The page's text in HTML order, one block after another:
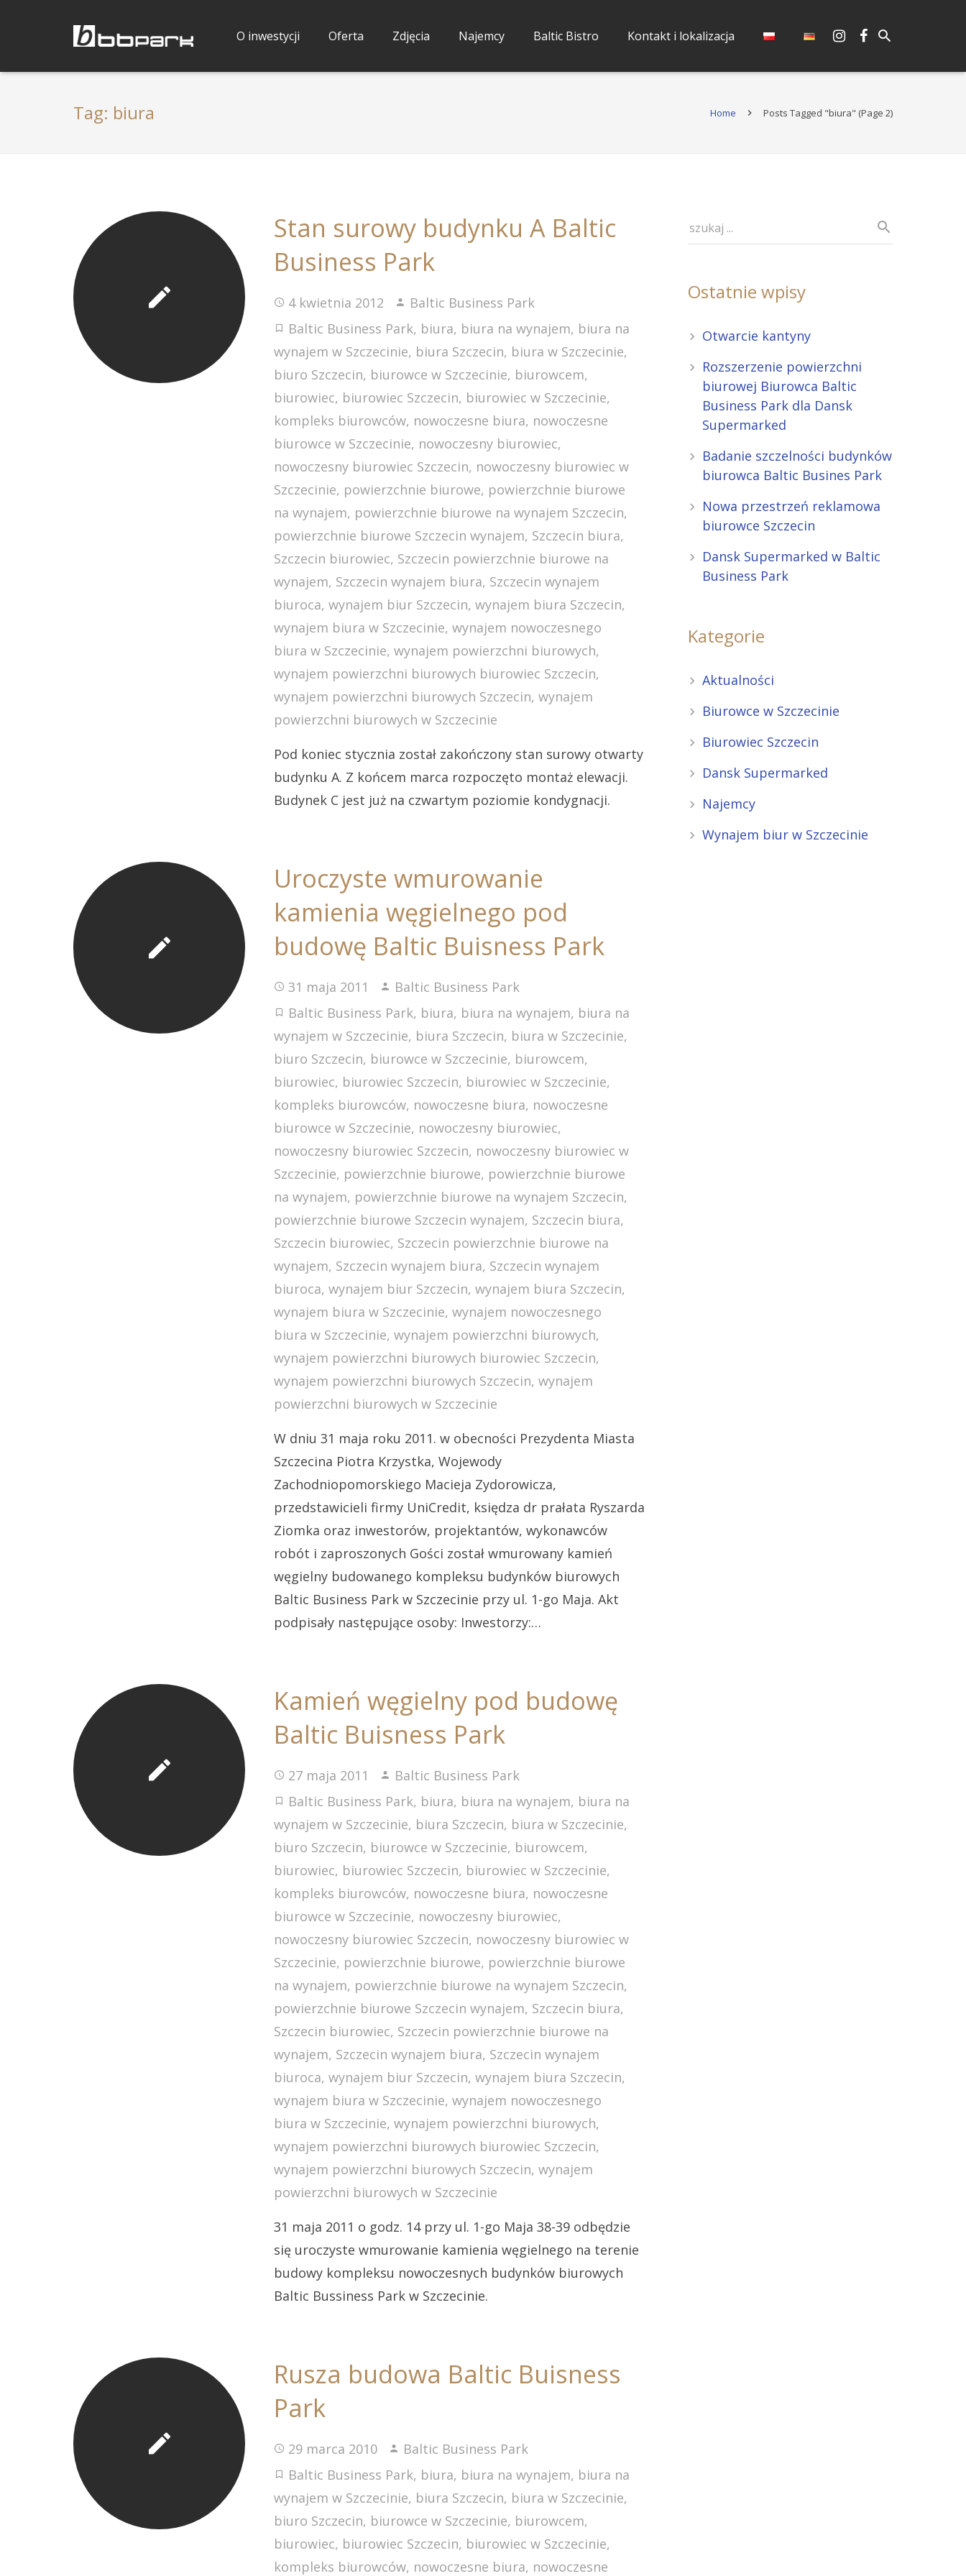
O inwestycji Oferta Zdjęcia Najemcy Baltic Bistro Kontakt i lokalizacja
Tag: biura Home Posts Tagged "biura" (Page 2)
Stan surowy budynku A Baltic
Business Park
4 kwietnia 2012
Baltic Business Park
Baltic Business Park, biura, biura na wynajem, biura na
wynajem w Szczecinie, biura Szczecin, biura w Szczecinie,
biuro Szczecin, biurowce w Szczecinie, biurowcem,
biurowiec, biurowiec Szczecin, biurowiec w Szczecinie,
kompleks biurowców, nowoczesne biura, nowoczesne
biurowce w Szczecinie, nowoczesny biurowiec,
nowoczesny biurowiec Szczecin, nowoczesny biurowiec w
Szczecinie, powierzchnie biurowe, powierzchnie biurowe
na wynajem, powierzchnie biurowe na wynajem Szczecin,
powierzchnie biurowe Szczecin wynajem, Szczecin biura,
Szczecin biurowiec, Szczecin powierzchnie biurowe na
wynajem, Szczecin wynajem biura, Szczecin wynajem
biuroca,wynajem biur Szczecin,wynajem biura Szczecin,
wynajem biura w Szczecinie,wynajem nowoczesnego
biura w Szczecinie,wynajem powierzchni biurowych,
wynajem powierzchni biurowych biurowiec Szczecin,
wynajem powierzchni biurowych Szczecin,wynajem
powierzchni biurowych w Szczecinie
Pod koniec stycznia został zakończony stan surowy otwarty
budynku A. Z końcem marca rozpoczęto montaż elewacji.
Budynek C jest już na czwartym poziomie kondygnacji.
Uroczyste wmurowanie
kamienia węgielnego pod
budowę Baltic Buisness Park
31 maja 2011
Baltic Business Park
Baltic Business Park, biura, biura na wynajem, biura na
wynajem w Szczecinie, biura Szczecin, biura w Szczecinie,
biuro Szczecin, biurowce w Szczecinie, biurowcem,
biurowiec, biurowiec Szczecin, biurowiec w Szczecinie,
kompleks biurowców, nowoczesne biura, nowoczesne
biurowce w Szczecinie, nowoczesny biurowiec,
nowoczesny biurowiec Szczecin, nowoczesny biurowiec w
Szczecinie, powierzchnie biurowe, powierzchnie biurowe
na wynajem, powierzchnie biurowe na wynajem Szczecin,
powierzchnie biurowe Szczecin wynajem, Szczecin biura,
Szczecin biurowiec, Szczecin powierzchnie biurowe na
wynajem, Szczecin wynajem biura, Szczecin wynajem
biuroca,wynajem biur Szczecin,wynajem biura Szczecin,
wynajem biura w Szczecinie,wynajem nowoczesnego
biura w Szczecinie,wynajem powierzchni biurowych,
wynajem powierzchni biurowych biurowiec Szczecin,
wynajem powierzchni biurowych Szczecin,wynajem
powierzchni biurowych w Szczecinie
W dniu 31 maja roku 2011. w obecności Prezydenta Miasta
Szczecina Piotra Krzystka, Wojewody
Zachodniopomorskiego Macieja Zydorowicza,
przedstawicieli firmy UniCredit, księdza dr prałata Ryszarda
Ziomka oraz inwestorów, projektantów, wykonawców
robót i zaproszonych Gości został wmurowany kamień
węgielny budowanego kompleksu budynków biurowych
Baltic Business Park w Szczecinie przy ul. 1-go Maja. Akt
podpisały następujące osoby: Inwestorzy:…
Kamień węgielny pod budowę
Baltic Buisness Park
27 maja 2011
Baltic Business Park
Baltic Business Park, biura, biura na wynajem, biura na
wynajem w Szczecinie, biura Szczecin, biura w Szczecinie,
biuro Szczecin, biurowce w Szczecinie, biurowcem,
biurowiec, biurowiec Szczecin, biurowiec w Szczecinie,
kompleks biurowców, nowoczesne biura, nowoczesne
biurowce w Szczecinie, nowoczesny biurowiec,
nowoczesny biurowiec Szczecin, nowoczesny biurowiec w
Szczecinie, powierzchnie biurowe, powierzchnie biurowe
na wynajem, powierzchnie biurowe na wynajem Szczecin,
powierzchnie biurowe Szczecin wynajem, Szczecin biura,
Szczecin biurowiec, Szczecin powierzchnie biurowe na
wynajem, Szczecin wynajem biura, Szczecin wynajem
biuroca,wynajem biur Szczecin,wynajem biura Szczecin,
wynajem biura w Szczecinie,wynajem nowoczesnego
biura w Szczecinie,wynajem powierzchni biurowych,
wynajem powierzchni biurowych biurowiec Szczecin,
wynajem powierzchni biurowych Szczecin,wynajem
powierzchni biurowych w Szczecinie
31 maja 2011 o godz. 14 przy ul. 1-go Maja 38-39 odbędzie
się uroczyste wmurowanie kamienia węgielnego na terenie
budowy kompleksu nowoczesnych budynków biurowych
Baltic Bussiness Park w Szczecinie.
Rusza budowa Baltic Buisness
Park
29 marca 2010
Baltic Business Park
Baltic Business Park, biura, biura na wynajem, biura na
wynajem w Szczecinie, biura Szczecin, biura w Szczecinie,
biuro Szczecin, biurowce w Szczecinie, biurowcem,
biurowiec, biurowiec Szczecin, biurowiec w Szczecinie,
kompleks biurowców, nowoczesne biura, nowoczesne
Ostatnie wpisy
Otwarcie kantyny
Rozszerzenie powierzchni
biurowej Biurowca Baltic
Business Park dla Dansk
Supermarked
Badanie szczelności budynków
biurowca Baltic Busines Park
Nowa przestrzeń reklamowa
biurowce Szczecin
Dansk Supermarked w Baltic
Business Park
Kategorie
Aktualności
Biurowce w Szczecinie
Biurowiec Szczecin
Dansk Supermarked
Najemcy
Wynajem biur w Szczecinie